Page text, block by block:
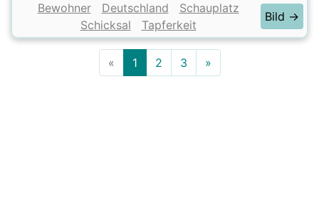
Bewohner Deutschland
Schauplatz
Schicksal
Tapferkeit
Bild →
« 1 2 3 »